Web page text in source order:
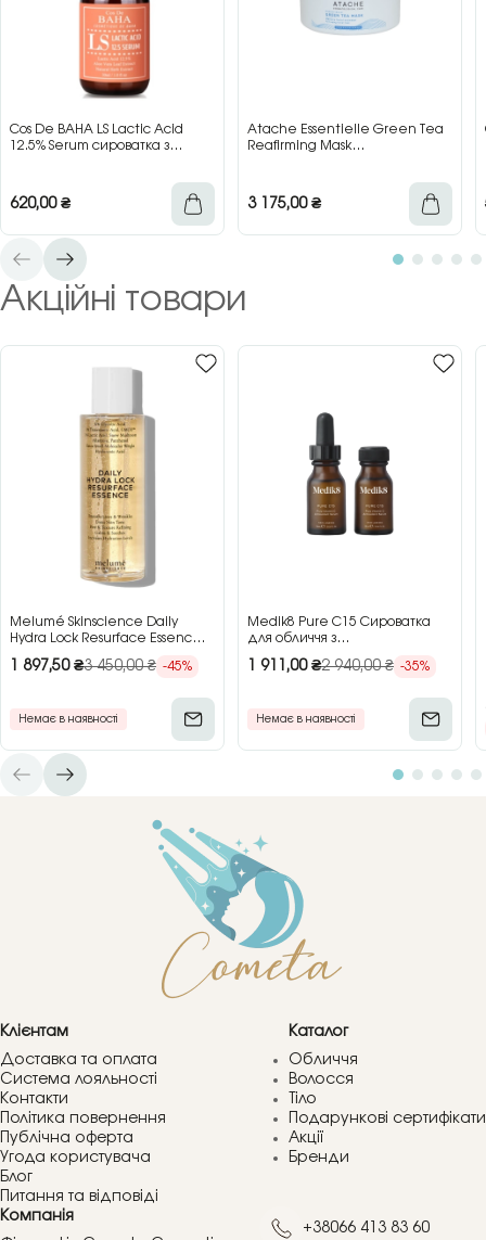
Cos De BAHA LS Lactic Acid
12.5% Serum сироватка з
620,00₴
Atache Essentielle Green Tea
Reafirming Mask
3 175,00₴
Акційні товари
Melumé Skinscience Daily
Hydra Lock Resurface Essence
обличчя з кислотами, 150 мл
1 897,50₴3 450,00₴ -45%
Немає в наявності
Medik8 Pure C15 Сироватка
для обличчя з
2×15 мл
1 911,00₴2 940,00₴ -35%
Немає в наявності
Клієнтам
Доставка та оплата
Система лояльності
Контакти
Політика повернення
Публічна оферта
Угода користувача
Блог
Питання та відповіді
Каталог
Обличчя
Волосся
Тіло
Подарункові сертифікати
Акції
Бренди
Компанія
+38066 413 83 60